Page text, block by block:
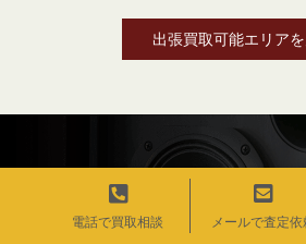
出張買取可能エリア
買取依頼・お問合わせ
オーディオの査定、ご相談は無料！ まず
電話で買取相談 メールで査定依